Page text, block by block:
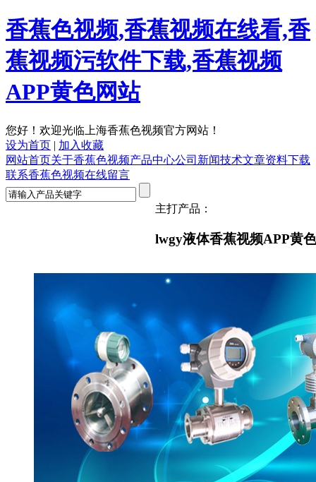
香蕉色视频,香蕉视频在线看,香
蕉视频污软件下载,香蕉视频
APP黄色网站
您好！欢迎光临上海香蕉色视频官方网站！
设为首页 | 加入收藏
网站首页关于香蕉色视频产品中心公司新闻技术文章资料下载
联系香蕉色视频在线留言
主打产品：
lwgy液体香蕉视频APP黄色网